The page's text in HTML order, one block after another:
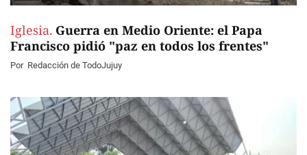
Iglesia. Guerra en Medio Oriente: el Papa
Francisco pidió "paz en todos los frentes"
Por Redacción de TodoJujuy